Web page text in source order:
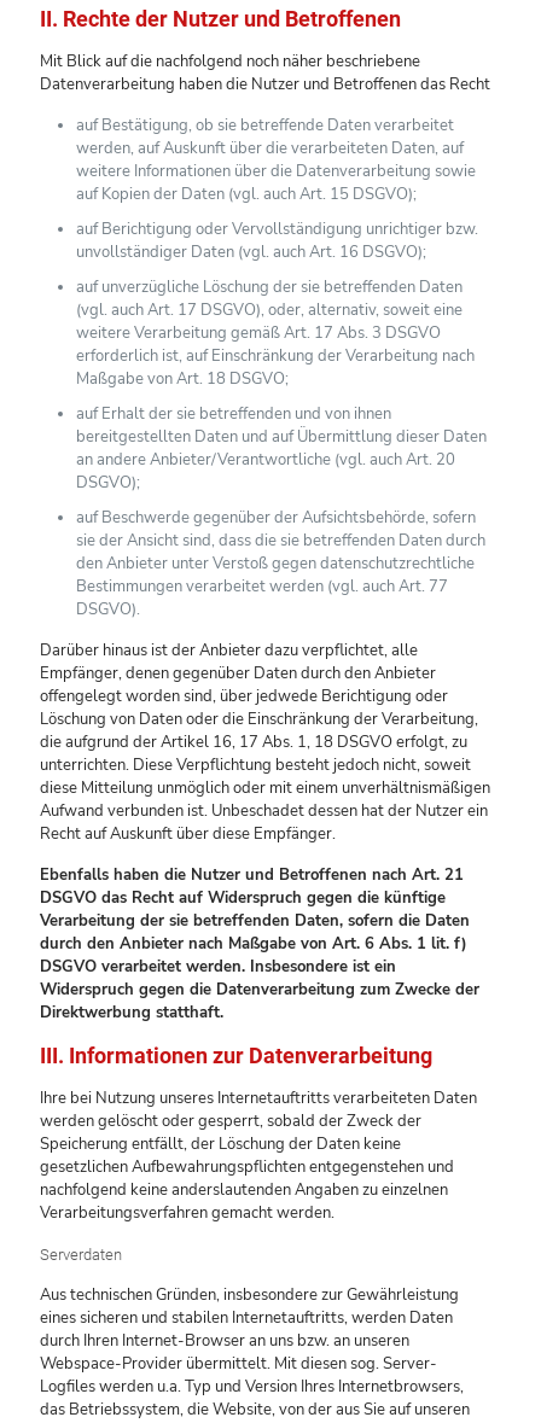
II. Rechte der Nutzer und Betroffenen
Mit Blick auf die nachfolgend noch näher beschriebene
Datenverarbeitung haben die Nutzer und Betroffenen das Recht
auf Bestätigung, ob sie betreffende Daten verarbeitet
werden, auf Auskunft über die verarbeiteten Daten, auf
weitere Informationen über die Datenverarbeitung sowie
auf Kopien der Daten (vgl. auch Art. 15 DSGVO);
auf Berichtigung oder Vervollständigung unrichtiger bzw.
unvollständiger Daten (vgl. auch Art. 16 DSGVO);
auf unverzügliche Löschung der sie betreffenden Daten
(vgl. auch Art. 17 DSGVO), oder, alternativ, soweit eine
weitere Verarbeitung gemäß Art. 17 Abs. 3 DSGVO
erforderlich ist, auf Einschränkung der Verarbeitung nach
Maßgabe von Art. 18 DSGVO;
auf Erhalt der sie betreffenden und von ihnen
bereitgestellten Daten und auf Übermittlung dieser Daten
an andere Anbieter/Verantwortliche (vgl. auch Art. 20
DSGVO);
auf Beschwerde gegenüber der Aufsichtsbehörde, sofern
sie der Ansicht sind, dass die sie betreffenden Daten durch
den Anbieter unter Verstoß gegen datenschutzrechtliche
Bestimmungen verarbeitet werden (vgl. auch Art. 77
DSGVO).
Darüber hinaus ist der Anbieter dazu verpflichtet, alle
Empfänger, denen gegenüber Daten durch den Anbieter
offengelegt worden sind, über jedwede Berichtigung oder
Löschung von Daten oder die Einschränkung der Verarbeitung,
die aufgrund der Artikel 16, 17 Abs. 1, 18 DSGVO erfolgt, zu
unterrichten. Diese Verpflichtung besteht jedoch nicht, soweit
diese Mitteilung unmöglich oder mit einem unverhältnismäßigen
Aufwand verbunden ist. Unbeschadet dessen hat der Nutzer ein
Recht auf Auskunft über diese Empfänger.
Ebenfalls haben die Nutzer und Betroffenen nach Art. 21
DSGVO das Recht auf Widerspruch gegen die künftige
Verarbeitung der sie betreffenden Daten, sofern die Daten
durch den Anbieter nach Maßgabe von Art. 6 Abs. 1 lit. f)
DSGVO verarbeitet werden. Insbesondere ist ein
Widerspruch gegen die Datenverarbeitung zum Zwecke der
Direktwerbung statthaft.
III. Informationen zur Datenverarbeitung
Ihre bei Nutzung unseres Internetauftritts verarbeiteten Daten
werden gelöscht oder gesperrt, sobald der Zweck der
Speicherung entfällt, der Löschung der Daten keine
gesetzlichen Aufbewahrungspflichten entgegenstehen und
nachfolgend keine anderslautenden Angaben zu einzelnen
Verarbeitungsverfahren gemacht werden.
Serverdaten
Aus technischen Gründen, insbesondere zur Gewährleistung
eines sicheren und stabilen Internetauftritts, werden Daten
durch Ihren Internet-Browser an uns bzw. an unseren
Webspace-Provider übermittelt. Mit diesen sog. Server-
Logfiles werden u.a. Typ und Version Ihres Internetbrowsers,
das Betriebssystem, die Website, von der aus Sie auf unseren